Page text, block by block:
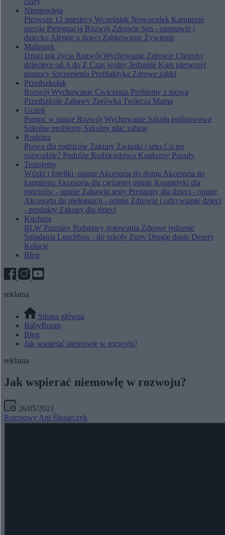
Niemowlęta
Pierwsze 12 miesięcy Wcześniak Noworodek Karmienie
piersią Pielęgnacja Rozwój Zdrowie Sen - niemowlę i
dziecko Alergie u dzieci Ząbkowanie Żywienie
Maluszek
Drugi rok życia Rozwój Wychowanie Zdrowie Choroby
dziecięce od A do Z Czas wolny Jedzenie Kurs pierwszej
pomocy Szczepienia Profilaktyka Zdrowe ząbki
Przedszkolak
Rozwój Wychowanie Ćwiczenia Problemy z mową
Przedszkole Zabawy Zerówka Twórcza Mama
Uczeń
Pomoc w nauce Rozwój Wychowanie Szkoła podstawowa
Szkolne problemy Szkolny plac zabaw
Rodzina
Prawo dla rodziców Zakupy Związki i seks Co po
rozwodzie? Podróże Rodzicielstwo Konkursy Porady
Testujemy
Wózki i foteliki -opinieAkcesoria do domu Akcesoria do
karmieniaAkcesoria dla ciężarnej opinie Kosmetyki dla
rodziców - opinie Zabawki testy Preparaty dla dzieci - opinie
Akcesoria do pielęgnacji - opinie Zdrowie i odżywianie dzieci
- produkty Zakupy dla dzieci
Kuchnia
BLW Przepisy Podstawy gotowania Zdrowe jedzenie
Śniadania Lunchbox - do szkoły Zupy Drugie danie Desery
Kolacje
Blog
reklama
Strona główna
BabyBoom
Blog
Jak wspierać niemowlę w rozwoju?
reklama
Jak wspierać niemowlę w rozwoju?
26/05/2021
Rozmowy Ani Ślusarczyk